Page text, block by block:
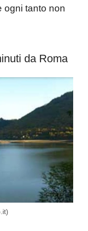
ogni tanto non
da Roma